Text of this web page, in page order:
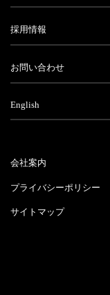
採用情報
お問い合わせ
English
会社案内
プライバシーポリシー
サイトマップ